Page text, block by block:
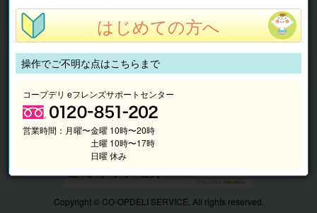
くらしのサービス
このサイトの使い方
マイページ
Copyright © CO-OPDELI SERVICE. All rights reserved.
はじめての方へ
操作でご不明な点はこちらまで
コープデリ eフレンズサポートセンター
営業時間： 月曜〜金曜 10時〜20時
土曜 10時〜17時
日曜 休み